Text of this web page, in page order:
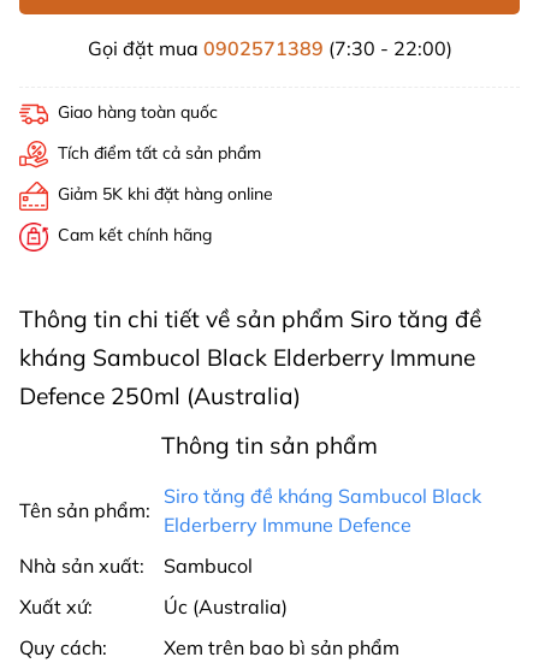
Gọi đặt mua 0902571389 (7:30 - 22:00)
Giao hàng toàn quốc
Tích điểm tất cả sản phẩm
Giảm 5K khi đặt hàng online
Cam kết chính hãng
Thông tin chi tiết về sản phẩm Siro tăng đề
kháng Sambucol Black Elderberry Immune
Defence 250ml (Australia)
Thông tin sản phẩm
Tên sản phẩm:
Siro tăng đề kháng Sambucol Black
Elderberry Immune Defence
Nhà sản xuất:
Sambucol
Xuất xứ:
Úc (Australia)
Quy cách:
Xem trên bao bì sản phẩm